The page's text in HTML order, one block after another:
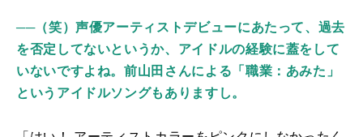
──（笑）声優アーティストデビューにあたって、過去
を否定してないというか、アイドルの経験に蓋をして
いないですよね。前山田さんによる「職業：あみた」
というアイドルソングもありますし。